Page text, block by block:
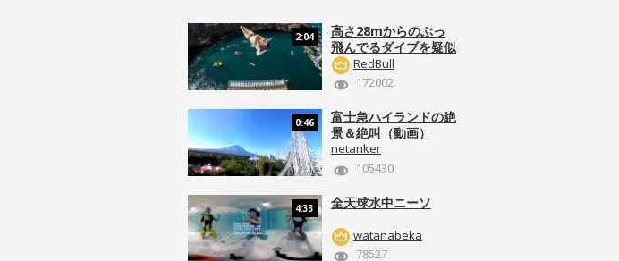
2:04
高さ28mからのぶっ
飛んでるダイブを疑似
体験！RedBull
172002
0:46
富士急ハイランドの絶
景＆絶叫（動画）
netanker
105430
4:33 全天球水中ニーソ
watanabeka
78527